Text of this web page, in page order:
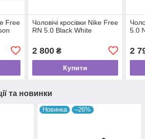
Free
Чоловічі кросівки Nike Free
RN 5.0 Black White
2 800₴
Купити
5.0
2
та новинки
Новинка –26%